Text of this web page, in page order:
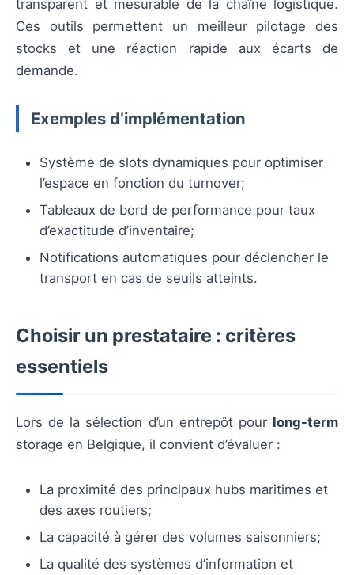
transparent et mesurable de la chaîne logistique.
Ces outils permettent un meilleur pilotage des
stocks et une réaction rapide aux écarts de
demande.
Exemples d’implémentation
Système de slots dynamiques pour optimiser
l’espace en fonction du turnover;
Tableaux de bord de performance pour taux
d’exactitude d’inventaire;
Notifications automatiques pour déclencher le
transport en cas de seuils atteints.
Choisir un prestataire : critères
essentiels
Lors de la sélection d’un entrepôt pour long-term
storage en Belgique, il convient d’évaluer :
La proximité des principaux hubs maritimes et
des axes routiers;
La capacité à gérer des volumes saisonniers;
La qualité des systèmes d’information et